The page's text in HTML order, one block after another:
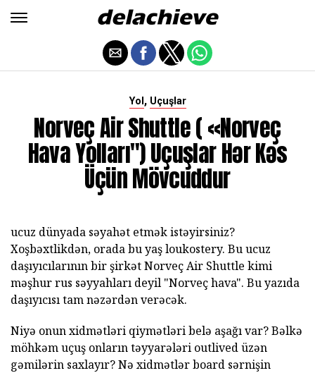
Yol , Uçuşlar
Norveç Air Shuttle ( «Norveç
Hava Yolları") Uçuşlar Hər Kəs
Üçün Mövcuddur
ucuz dünyada səyahət etmək istəyirsiniz?
Xoşbəxtlikdən, orada bu yaş loukostery. Bu ucuz
daşıyıcılarının bir şirkət Norveç Air Shuttle kimi
məşhur rus səyyahları deyil "Norveç hava". Bu yazıda
daşıyıcısı tam nəzərdən verəcək.
Niyə onun xidmətləri qiymətləri belə aşağı var? Bəlkə
möhkəm uçuş onların təyyarələri outlived üzən
gəmilərin saxlayır? Nə xidmətlər board sərnişin